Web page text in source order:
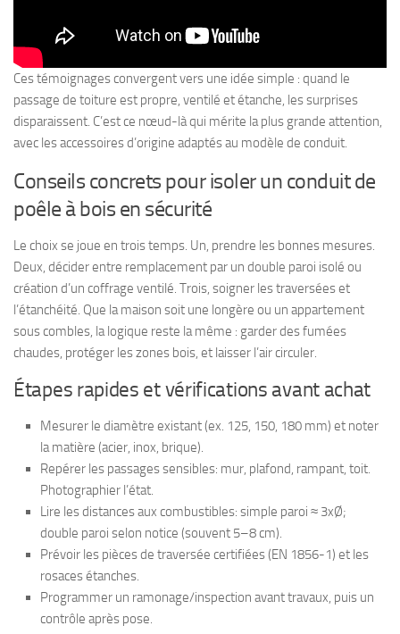
Ces témoignages convergent vers une idée simple : quand le
passage de toiture est propre, ventilé et étanche, les surprises
disparaissent. C’est ce nœud-là qui mérite la plus grande attention,
avec les accessoires d’origine adaptés au modèle de conduit.
Conseils concrets pour isoler un conduit de
poêle à bois en sécurité
Le choix se joue en trois temps. Un, prendre les bonnes mesures.
Deux, décider entre remplacement par un double paroi isolé ou
création d’un coffrage ventilé. Trois, soigner les traversées et
l’étanchéité. Que la maison soit une longère ou un appartement
sous combles, la logique reste la même : garder des fumées
chaudes, protéger les zones bois, et laisser l’air circuler.
Étapes rapides et vérifications avant achat
Mesurer le diamètre existant (ex. 125, 150, 180 mm) et noter
la matière (acier, inox, brique).
Repérer les passages sensibles: mur, plafond, rampant, toit.
Photographier l’état.
Lire les distances aux combustibles: simple paroi ≈ 3xØ;
double paroi selon notice (souvent 5–8 cm).
Prévoir les pièces de traversée certifiées (EN 1856-1) et les
rosaces étanches.
Programmer un ramonage/inspection avant travaux, puis un
contrôle après pose.